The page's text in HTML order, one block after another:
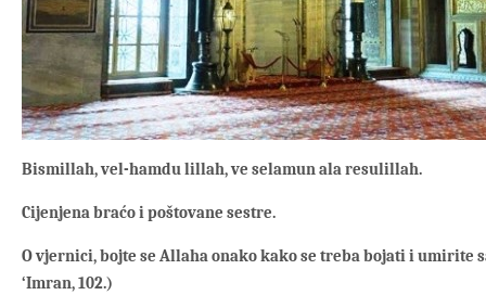
Bismillah, vel-hamdu lillah, ve selamun ala resulillah.
Cijenjena braćo i poštovane sestre.
O vjernici, bojte se Allaha onako kako se treba bojati i umirite
‘Imran, 102.)